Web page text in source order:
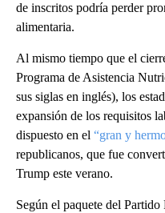
de inscritos podría perder
alimentaria.
Al mismo tiempo que el
Programa de Asistencia
sus siglas en inglés), los
expansión de los requisitos
dispuesto en el “gran y
republicanos, que fue
Trump este verano.
Según el paquete del